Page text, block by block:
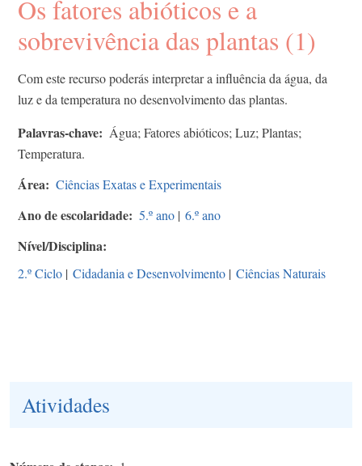
Os fatores abióticos e a
sobrevivência das plantas (1)
Com este recurso poderás interpretar a influência da água, da
luz e da temperatura no desenvolvimento das plantas.
Palavras-chave
Água; Fatores abióticos; Luz; Plantas;
Temperatura.
Área Ciências Exatas e Experimentais
Ano de escolaridade 5.º ano | 6.º ano
Nível/Disciplina
2.º Ciclo | Cidadania e Desenvolvimento | Ciências Naturais
Atividades